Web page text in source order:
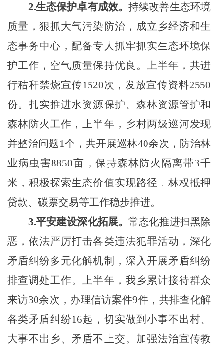
2.生态保护卓有成效。持续改善生态环境
质量，狠抓大气污染防治， 成立乡经济和生
态事务中心， 配备专人抓牢抓实生态环境保
护工作， 空气质量保持优良 。
上半年，共进
行秸秆禁烧宣传1520次，发放宣传资料2550
份。扎实推进水资源保护、森林资源管护和
森林防火工作，上半年， 乡村两级巡河发现
并整治问题1个， 共开展巡林40余次 ，防治林
业病虫害8850亩，保持森林防火隔离带3千
米 ，积极探索生态价值实现路径，林权抵押
贷款、 碳票交易等工作稳步推进。
3.平安建设深化拓展。常态化推进扫黑除
恶，依法严厉打击各类违法犯罪活动，深化
矛盾纠纷多元化解机制，深入开展矛盾纠纷
排查调处工作。 上半年， 我乡累计接待群众
来访30余次，办理信访案件9件，共排查化解
各类矛盾纠纷16起 ， 切实做到小事不出村、
大事不出乡、矛盾不上交。加强法治宣传教